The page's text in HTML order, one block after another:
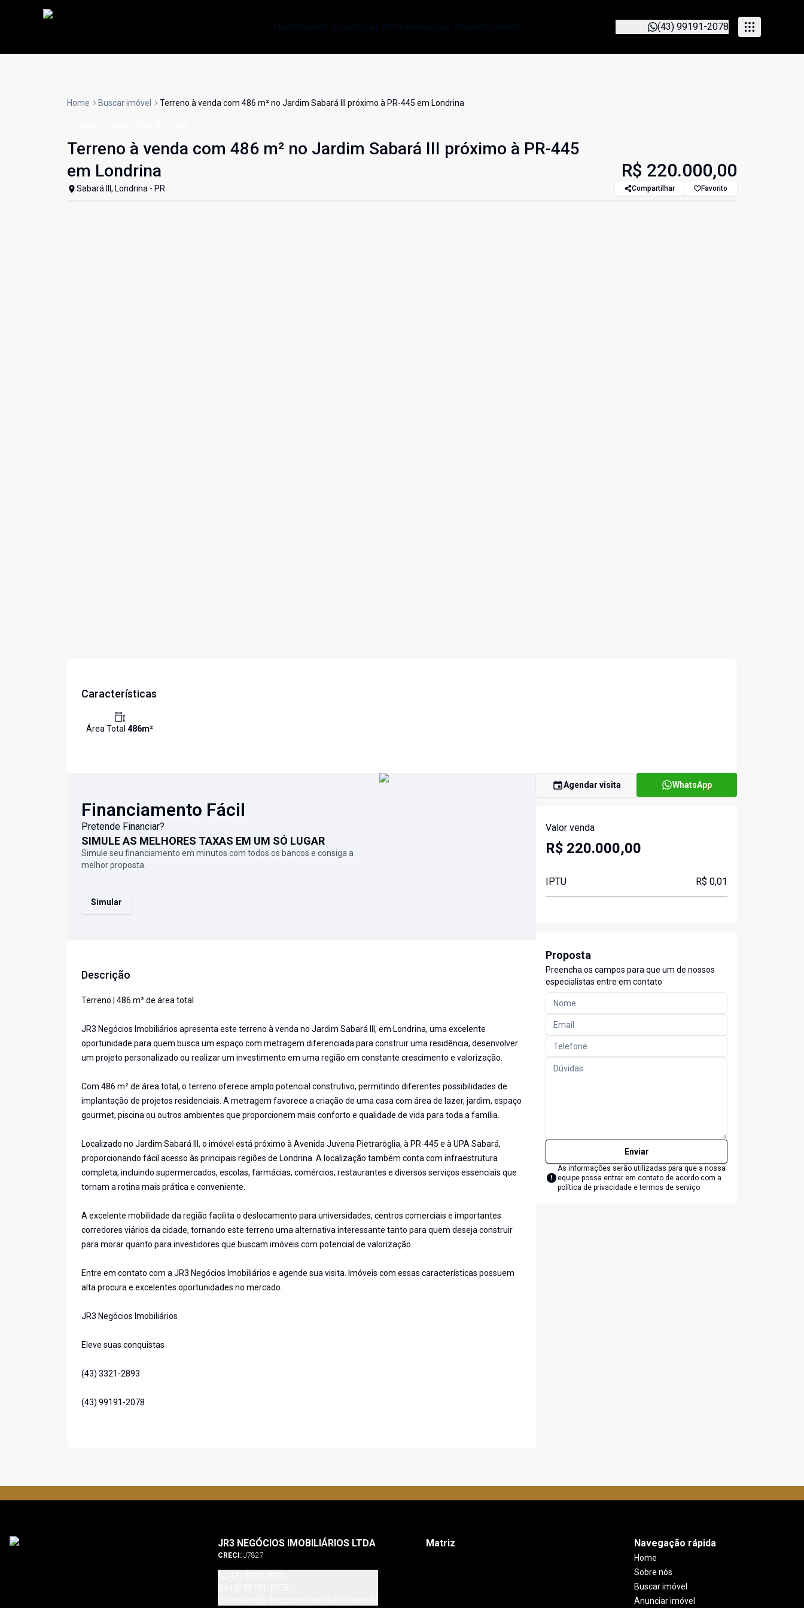
(43) 99191-2078
Home Buscar imóvel Terreno à venda com 486 m² no Jardim Sabará III próximo à PR-445 em Londrina
Terreno à venda com 486 m² no Jardim Sabará III próximo à PR-445
em Londrina
Sabará III, Londrina - PR
R$ 220.000,00
Compartilhar Favorito
Características
Área Total 486m²
Financiamento Fácil
Pretende Financiar?
SIMULE AS MELHORES TAXAS EM UM SÓ LUGAR
Simule seu financiamento em minutos com todos os bancos e consiga a
melhor proposta.
Simular
Descrição
Terreno | 486 m² de área total
JR3 Negócios Imobiliários apresenta este terreno à venda no Jardim Sabará III, em Londrina, uma excelente
oportunidade para quem busca um espaço com metragem diferenciada para construir uma residência, desenvolver
um projeto personalizado ou realizar um investimento em uma região em constante crescimento e valorização.
Com 486 m² de área total, o terreno oferece amplo potencial construtivo, permitindo diferentes possibilidades de
implantação de projetos residenciais. A metragem favorece a criação de uma casa com área de lazer, jardim, espaço
gourmet, piscina ou outros ambientes que proporcionem mais conforto e qualidade de vida para toda a família.
Localizado no Jardim Sabará III, o imóvel está próximo à Avenida Juvena Pietraróglia, à PR-445 e à UPA Sabará,
proporcionando fácil acesso às principais regiões de Londrina. A localização também conta com infraestrutura
completa, incluindo supermercados, escolas, farmácias, comércios, restaurantes e diversos serviços essenciais que
tornam a rotina mais prática e conveniente.
A excelente mobilidade da região facilita o deslocamento para universidades, centros comerciais e importantes
corredores viários da cidade, tornando este terreno uma alternativa interessante tanto para quem deseja construir
para morar quanto para investidores que buscam imóveis com potencial de valorização.
Entre em contato com a JR3 Negócios Imobiliários e agende sua visita. Imóveis com essas características possuem
alta procura e excelentes oportunidades no mercado.
JR3 Negócios Imobiliários
Eleve suas conquistas
(43) 3321-2893
(43) 99191-2078
Agendar visita WhatsApp
Valor venda
R$ 220.000,00
IPTU R$ 0,01
Proposta
Preencha os campos para que um de nossos
especialistas entre em contato
Enviar
As informações serão utilizadas para que a nossa
equipe possa entrar em contato de acordo com a
política de privacidade e termos de serviço
JR3 NEGÓCIOS IMOBILIÁRIOS LTDA
CRECI: J7827
Matriz Navegação rápida
Home
Sobre nós
Buscar imóvel
Anunciar imóvel